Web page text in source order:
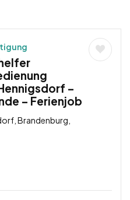
–
– Ferienjob
Brandenburg,